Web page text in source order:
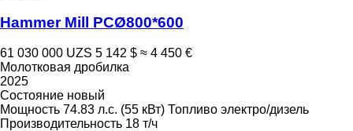
Hammer Mill PCØ800*600
61 030 000 UZS 5 142 $ ≈ 4 450 €
Молотковая дробилка
2025
Состояние новый
Мощность 74.83 л.с. (55 кВт) Топливо электро/дизель
Производительность 18 т/ч